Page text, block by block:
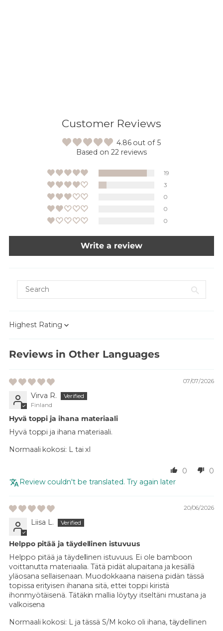
Customer Reviews
4.86 out of 5
Based on 22 reviews
19
3
0
0
0
Write a review
Sort by
Reviews in Other Languages
07/07/2026
Virva R.
Finland
Hyvä toppi ja ihana materiaali
Hyvä toppi ja ihana materiaali.
Normaali kokosi: L tai xl
0
0
Review couldn't be translated. Try again later
20/06/2026
Liisa L.
Helppo pitää ja täydellinen istuvuus
Helppo pitää ja täydellinen istuvuus. Ei ole bamboon
voittanutta materiaalia. Tätä pidät alupaitana ja kesällä
yläosana sellaisenaan. Muodokkaana naisena pidän tässä
topissa erityisen ihanana sitä, ettei toppi kiristä
ihonmyötäisenä. Tätäkin mallia löytyy itseltäni mustana ja
valkoisena
Normaali kokosi: L ja tässä S/M koko oli ihana, täydellinen